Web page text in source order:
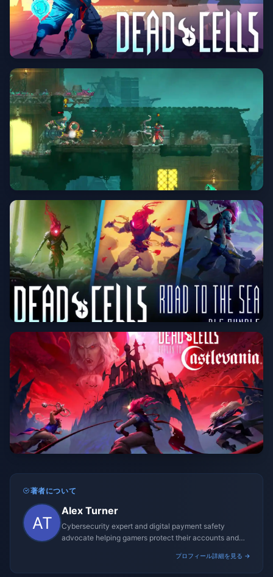
著者について
Alex Turner
Cybersecurity expert and digital payment safety
advocate helping gamers protect their accounts and
プロフィール詳細を見る →